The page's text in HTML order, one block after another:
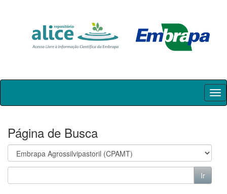
Skip
Página de Busca